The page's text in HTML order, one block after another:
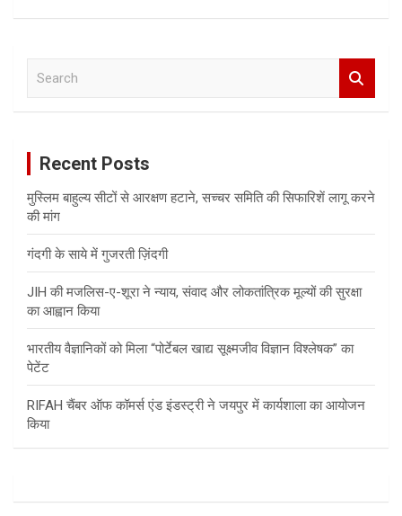
Recent Posts
मुस्लिम बाहुल्य सीटों से आरक्षण हटाने, सच्चर समिति की सिफारिशें लागू करने
की मांग
गंदगी के साये में गुजरती ज़िंदगी
JIH की मजलिस-ए-शूरा ने न्याय, संवाद और लोकतांत्रिक मूल्यों की सुरक्षा
का आह्वान किया
भारतीय वैज्ञानिकों को मिला “पोर्टेबल खाद्य सूक्ष्मजीव विज्ञान विश्लेषक” का
पेटेंट
RIFAH चैंबर ऑफ कॉमर्स एंड इंडस्ट्री ने जयपुर में कार्यशाला का आयोजन
किया